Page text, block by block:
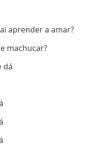
aprender a amar?
machucar?
dá